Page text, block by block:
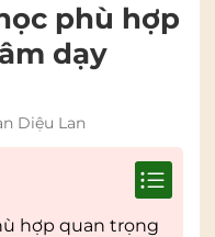
phù hợp
dạy
Diệu Lan
hợp quan trọng